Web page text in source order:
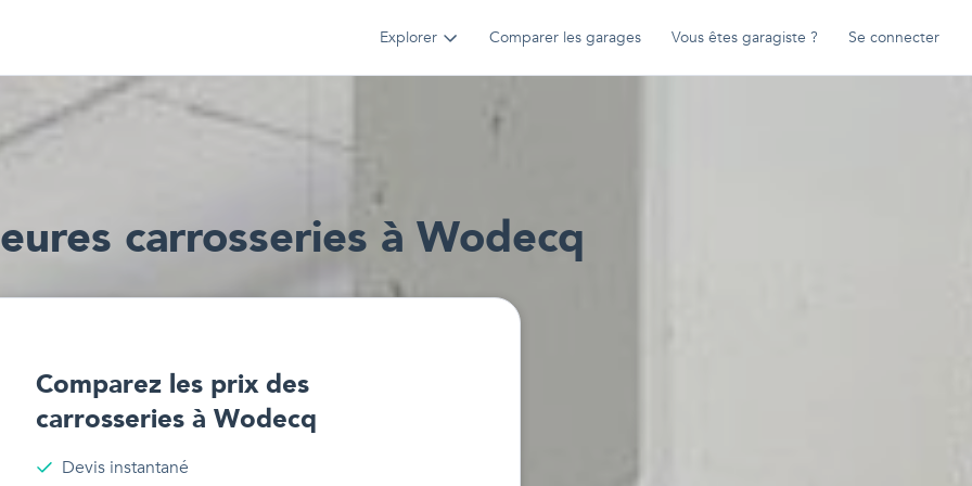
Explorer Comparer les garages Vous êtes garagiste ? Se connecter
es carrosseries à Wodecq
Comparez les prix des
carrosseries à Wodecq
Devis instantané